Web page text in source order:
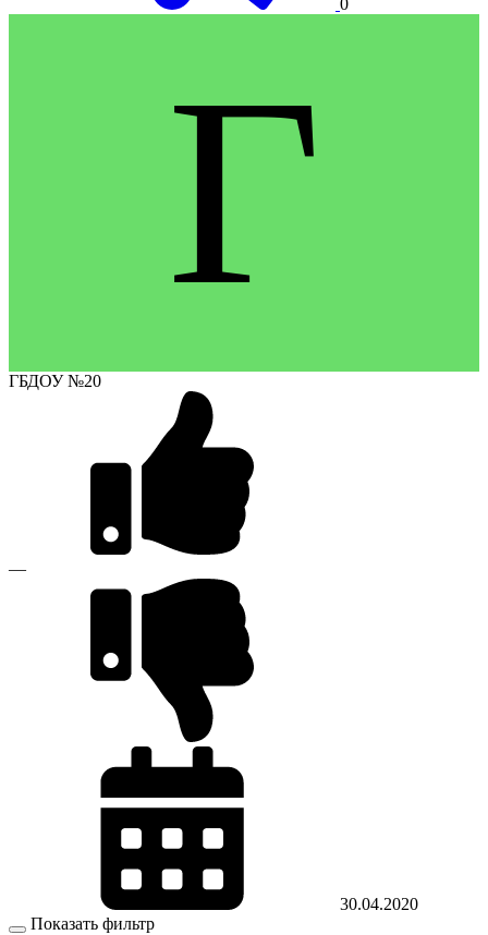
0
Г
ГБДОУ №20
—
30.04.2020
Показать фильтр